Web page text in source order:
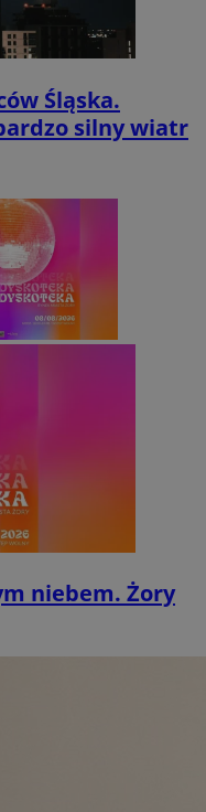
Śląska.
silny wiatr
niebem. Żory